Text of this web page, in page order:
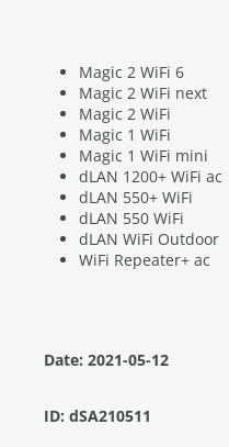
Magic 2 WiFi 6
Magic 2 WiFi next
Magic 2 WiFi
Magic 1 WiFi
Magic 1 WiFi mini
dLAN 1200+ WiFi ac
dLAN 550+ WiFi
dLAN 550 WiFi
dLAN WiFi Outdoor
WiFi Repeater+ ac
Date: 2021-05-12
ID: dSA210511